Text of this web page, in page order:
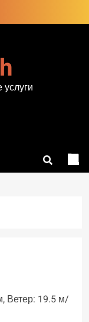
Ветер: 19.5 м/